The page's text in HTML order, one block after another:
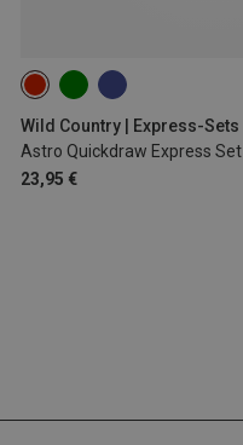
Wild Country | Express-Sets
Astro Quickdraw Express Set
23,95 €
10CM